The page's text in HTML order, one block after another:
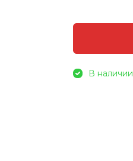
В наличии